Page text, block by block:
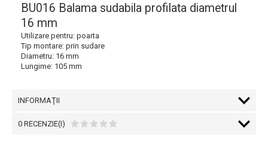
BU016 Balama sudabila profilata diametrul
16 mm
Utilizare pentru: poarta
Tip montare: prin sudare
Diametru: 16 mm
Lungime: 105 mm
INFORMAŢII
0 RECENZIE(I)